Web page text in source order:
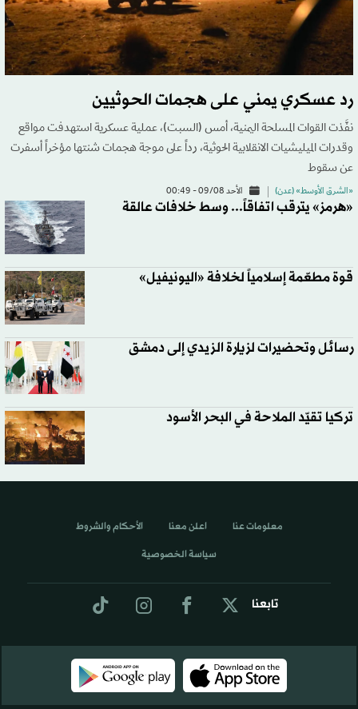
رد عسكري يمني على هجمات الحوثيين
نفَّذت القوات المسلحة اليمنية، أمس (السبت)، عملية عسكرية استهدفت مواقع
وقدرات الميليشيات الانقلابية الحوثية، رداً على موجة هجمات شنتها مؤخراً أسفرت
عن سقوط
«الشرق الأوسط» (عدن) الأحد 09/08 - 00:49
«هرمز» يترقب اتفاقاً... وسط خلافات عالقة
قوة مطعّمة إسلامياً لخلافة «اليونيفيل»
رسائل وتحضيرات لزيارة الزيدي إلى دمشق
تركيا تقيّد الملاحة في البحر الأسود
تابعنا
معلومات عنا اعلن معنا الأحكام والشروط
سياسة الخصوصية